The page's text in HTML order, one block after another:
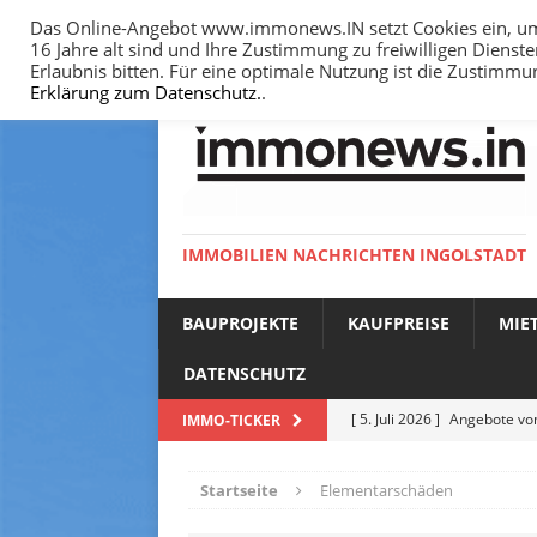
HOME IMPRESSUM DATENSCHUTZ
IMMOBILIEN NACHRICHTEN INGOLSTADT
BAUPROJEKTE KAUFPREISE
DATENSCHUTZ
IMMO-TICKER [ 5. Juli 2026 ] Angebote
[ 14. Juni 2026 ]
Startseite Elementarschäden
Das Online-Angebot www.immonews.IN setzt Cookies ein,
16 Jahre alt sind und Ihre Zustimmung zu freiwilligen
Erlaubnis bitten. Für eine optimale Nutzung ist die
Erklärung zum Datenschutz..